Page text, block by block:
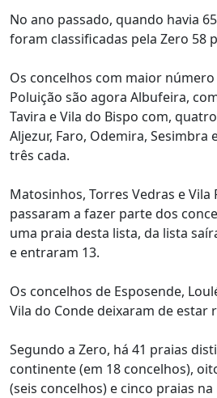
No ano passado, quando havia
foram classificadas pela Zero 58
Os concelhos com maior
Poluição são agora Albufeira,
Tavira e Vila do Bispo com,
Aljezur, Faro, Odemira, Sesimbra
três cada.
Matosinhos, Torres Vedras e Vila
passaram a fazer parte dos
uma praia desta lista, da lista
e entraram 13.
Os concelhos de Esposende,
Vila do Conde deixaram de estar
Segundo a Zero, há 41 praias
continente (em 18 concelhos),
(seis concelhos) e cinco praias